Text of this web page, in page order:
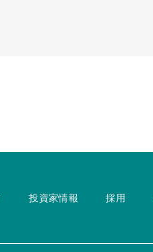
投資家情報 採用